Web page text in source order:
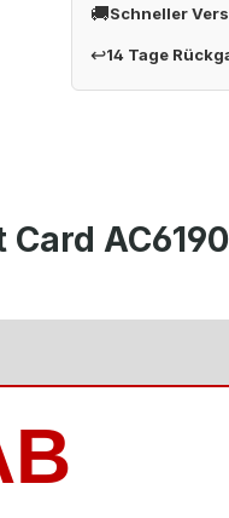
🚚Schneller
↩14 Tage